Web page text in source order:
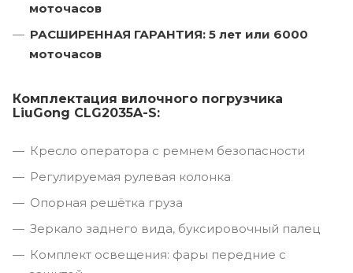
моточасов
РАСШИРЕННАЯ ГАРАНТИЯ: 5 лет или 6000
моточасов
Комплектация вилочного погрузчика
LiuGong CLG2035A-S:
Кресло оператора с ремнем безопасности
Регулируемая рулевая колонка
Опорная решётка груза
Зеркало заднего вида, буксировочный палец
Комплект освещения: фары передние с